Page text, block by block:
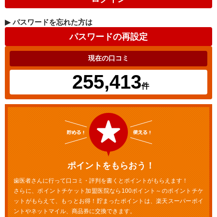
▶ パスワードを忘れた方は
現在の口コミ
255,413件
ポイントをもらおう！
歯医者さんに行って口コミ・評判を書くとポイントがもらえます！
さらに、ポイントチケット加盟医院なら100ポイント～のポイントチケ
ットがもらえて、もっとお得！貯まったポイントは、楽天スーパーポイ
ントやネットマイル、商品券に交換できます。